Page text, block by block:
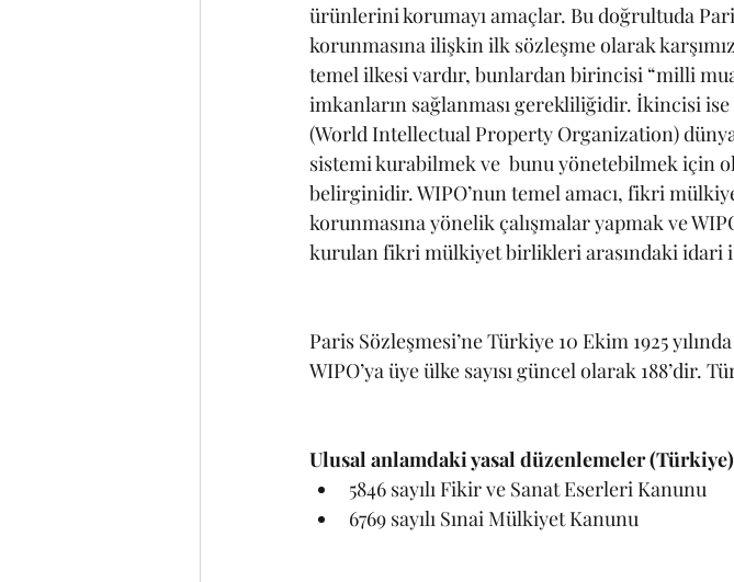
Çocuk Hukuku Spor Hukuku Çevre Hukuku
ürünlerini korumayı amaçlar. Bu doğrultuda
korunmasına ilişkin ilk sözleşme olarak
temel ilkesi vardır, bunlardan birincisi “milli
imkanların sağlanması gerekliliğidir. İkincisi ise
(World Intellectual Property Organization)
sistemi kurabilmek ve  bunu yönetebilmek için
belirginidir. WIPO’nun temel amacı, fikri
korunmasına yönelik çalışmalar yapmak ve
kurulan fikri mülkiyet birlikleri arasındaki idari
Paris Sözleşmesi’ne Türkiye 10 Ekim 1925 yılında
WIPO’ya üye ülke sayısı güncel olarak 188’dir.
Ulusal anlamdaki yasal düzenlemeler (Türkiye)
5846 sayılı Fikir ve Sanat Eserleri Kanunu
6769 sayılı Sınai Mülkiyet Kanunu